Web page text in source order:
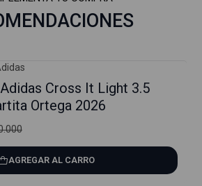
Cross It Light 3.5
Ortega 2026
AGREGAR AL CARRO